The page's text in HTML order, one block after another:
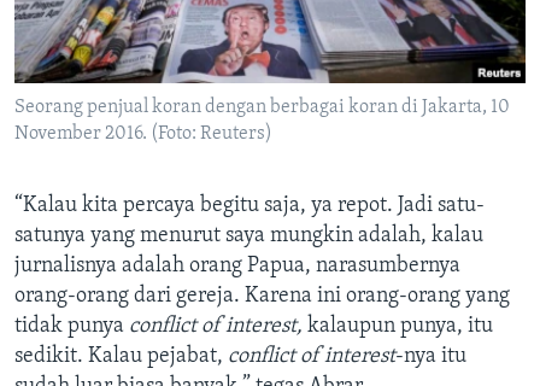
Seorang penjual koran dengan berbagai koran di Jakarta, 10
November 2016. (Foto: Reuters)
“Kalau kita percaya begitu saja, ya repot. Jadi satu-
satunya yang menurut saya mungkin adalah, kalau
jurnalisnya adalah orang Papua, narasumbernya
orang-orang dari gereja. Karena ini orang-orang yang
tidak punya conflict of interest, kalaupun punya, itu
sedikit. Kalau pejabat, conflict of interest-nya itu